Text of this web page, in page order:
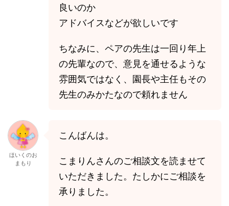
良いのか
アドバイスなどが欲しいです
ちなみに、ペアの先生は一回り年上
の先輩なので、意見を通せるような
雰囲気ではなく、園長や主任もその
先生のみかたなので頼れません
ほいくのお
まもり
こんばんは。
こまりんさんのご相談文を読ませて
いただきました。たしかにご相談を
承りました。